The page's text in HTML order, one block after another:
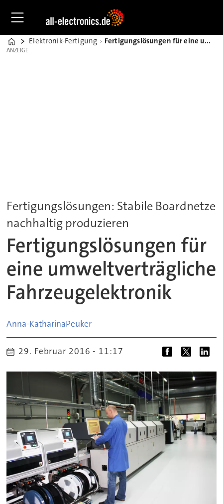
Home
Elektronik-Fertigung Fertigungslösungen für eine umweltverträgliche Fahrzeugelektronik
ANZEIGE
ANZEIGE
Fertigungslösungen: Stabile Boardnetze
nachhaltig produzieren
Fertigungslösungen für
eine umweltverträgliche
Fahrzeugelektronik
Anna-KatharinaPeuker
29. Februar 2016 - 11:17